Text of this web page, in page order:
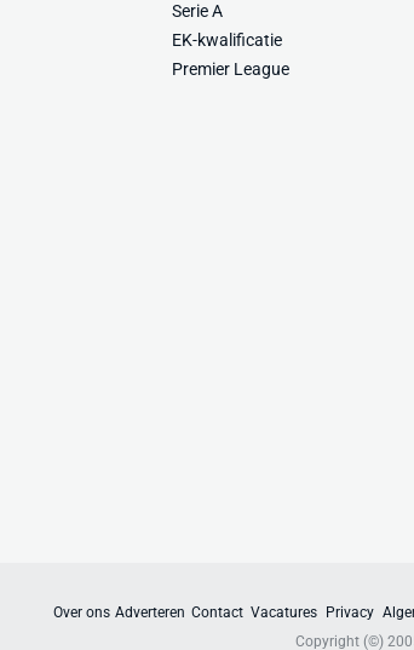
Serie A
EK-kwalificatie
Premier League
Over ons Adverteren Contact Vacatures Privacy
Copyright (©)